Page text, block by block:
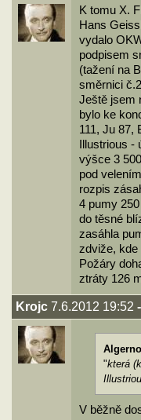
K tomu X.
Hans
vydalo
podpisem
(tažení na
směrnici
Ještě jsem
bylo ke
111, Ju 87,
Illustrious
výšce 3
pod
rozpis
4 pumy
do těsné
zasáhla
zdviže, kde
Požáry
ztráty 126
Krojc 7.6.2012 19:52 -
"která
V běžně